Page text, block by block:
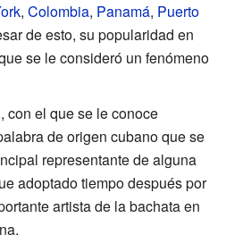
, Colombia, Panamá, Puerto
de esto, su popularidad en
se le consideró un fenómeno
con el que se le conoce
de origen cubano que se
representante de alguna
adoptado tiempo después por
artista de la bachata en